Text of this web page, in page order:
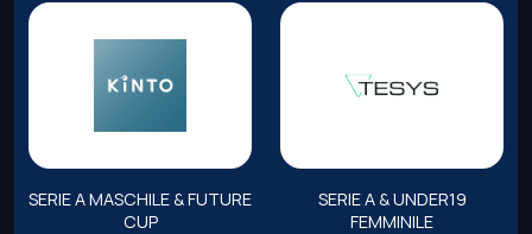
SERIE A MASCHILE & FUTURE
CUP
SERIE A & UNDER19
FEMMINILE